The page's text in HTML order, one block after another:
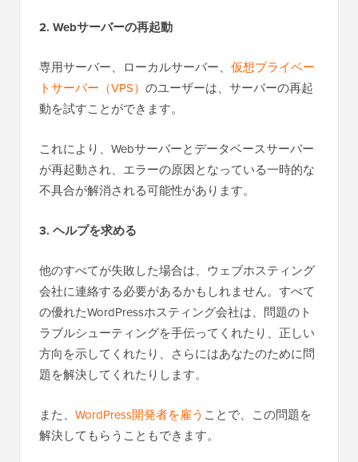
2. Webサーバーの再起動
専用サーバー、ローカルサーバー、 仮想プライベー
トサーバー（VPS） のユーザーは、サーバーの再起
動を試すことができます。
これにより、Webサーバーとデータベースサーバー
が再起動され、エラーの原因となっている一時的な
不具合が解消される可能性があります。
3. ヘルプを求める
他のすべてが失敗した場合は、ウェブホスティング
会社に連絡する必要があるかもしれません。すべて
の優れたWordPressホスティング会社は、問題のト
ラブルシューティングを手伝ってくれたり、正しい
方向を示してくれたり、さらにはあなたのために問
題を解決してくれたりします。
また、 WordPress開発者を雇う ことで、この問題を
解決してもらうこともできます。